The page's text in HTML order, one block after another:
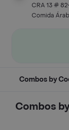
CRA 13 #
Comida
Combos by
Combos